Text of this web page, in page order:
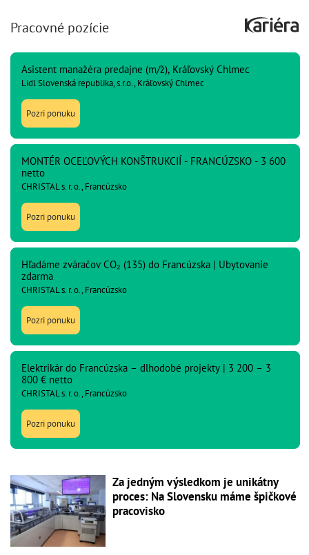
Pracovné pozície
Asistent manažéra predajne (m/ž), Kráľovský Chlmec
Lidl Slovenská republika, s.r.o., Kráľovský Chlmec
Pozri ponuku
MONTÉR OCEĽOVÝCH KONŠTRUKCIÍ - FRANCÚZSKO - 3 600
netto
CHRISTAL s. r. o., Francúzsko
Pozri ponuku
Hľadáme zváračov CO₂ (135) do Francúzska | Ubytovanie
zdarma
CHRISTAL s. r. o., Francúzsko
Pozri ponuku
Elektrikár do Francúzska – dlhodobé projekty | 3 200 – 3
800 € netto
CHRISTAL s. r. o., Francúzsko
Pozri ponuku
Za jedným výsledkom je unikátny
proces: Na Slovensku máme špičkové
pracovisko